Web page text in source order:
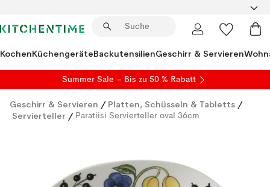
KochenKüchengeräteBackutensilienGeschirr & Servieren
Summer Sale – Bis zu 50 % Rabatt
Geschirr & Servieren / Platten, Schüsseln & Tabletts /
Servierteller / Paratiisi Servierteller oval 36cm